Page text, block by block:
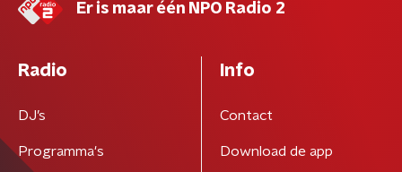
Er is maar één NPO Radio 2
Radio
DJ’s
Programma's
Info
Contact
Download de app